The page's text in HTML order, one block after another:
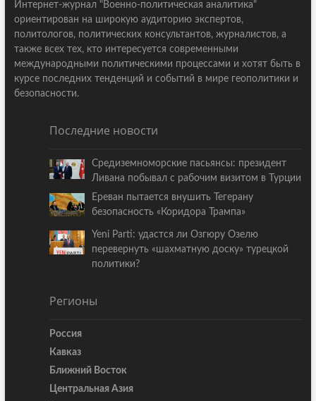
Интернет-журнал "Военно-политическая аналитика"
ориентирован на широкую аудиторию экспертов,
политологов, политических консультантов, журналистов, а
также всех тех, кто интересуется современными
международными политическими процессами и хотят быть в
курсе последних тенденций и событий в мире геополитики и
безопасности.
Последние новости
Средиземноморские пасьянсы: президент
Ливана побывал с рабочим визитом в Турции
Ереван пытается внушить Тегерану
безопасность «Коридора Трампа»
Yeni Parti: удастся ли Озгюру Озелю
перевернуть «шахматную доску» турецкой
политики?
Регионы
Россия
Кавказ
Ближний Восток
Центральная Азия